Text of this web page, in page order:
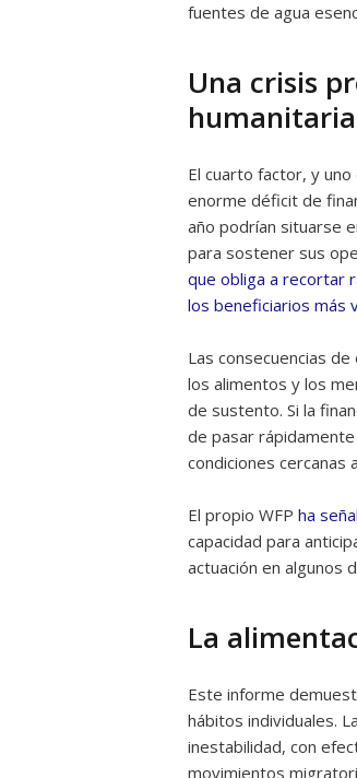
fuentes de agua
Una crisis
humanitaria
El cuarto factor, y
enorme déficit de
año podrían situarse
para sostener sus
que obliga a recortar
los beneficiarios más
Las consecuencias
los alimentos y los
de sustento. Si la
de pasar
condiciones cercanas
El propio WFP ha
capacidad para
actuación en algunos
La
Este informe
hábitos individuales.
inestabilidad, con
movimientos